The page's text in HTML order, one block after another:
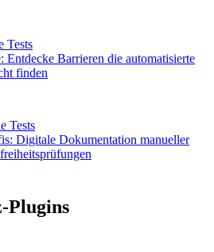
Tests
Entdecke Barrieren die automatisierte
finden
Tests
Digitale Dokumentation manueller
Plugins